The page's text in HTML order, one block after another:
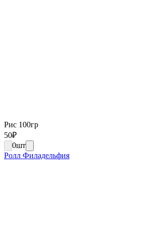
Рис 100гр
50₽
0шт
Ролл Филадельфия